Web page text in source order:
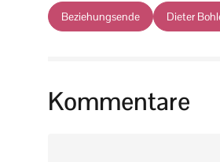
Beziehungsende Dieter
Kommentare